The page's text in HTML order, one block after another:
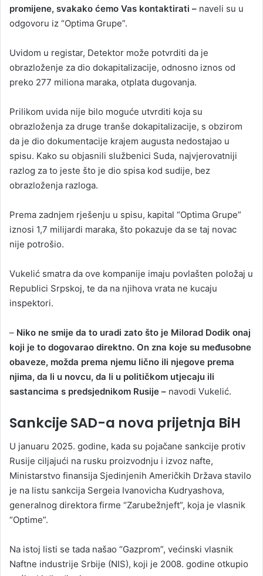
promijene, svakako ćemo Vas kontaktirati – naveli su u
odgovoru iz “Optima Grupe”.
Uvidom u registar, Detektor može potvrditi da je
obrazloženje za dio dokapitalizacije, odnosno iznos od
preko 277 miliona maraka, otplata dugovanja.
Prilikom uvida nije bilo moguće utvrditi koja su
obrazloženja za druge tranše dokapitalizacije, s obzirom
da je dio dokumentacije krajem augusta nedostajao u
spisu. Kako su objasnili službenici Suda, najvjerovatniji
razlog za to jeste što je dio spisa kod sudije, bez
obrazloženja razloga.
Prema zadnjem rješenju u spisu, kapital “Optima Grupe”
iznosi 1,7 milijardi maraka, što pokazuje da se taj novac
nije potrošio.
Vukelić smatra da ove kompanije imaju povlašten položaj u
Republici Srpskoj, te da na njihova vrata ne kucaju
inspektori.
– Niko ne smije da to uradi zato što je Milorad Dodik onaj
koji je to dogovarao direktno. On zna koje su međusobne
obaveze, možda prema njemu lično ili njegove prema
njima, da li u novcu, da li u političkom utjecaju ili
sastancima s predsjednikom Rusije – navodi Vukelić.
Sankcije SAD-a nova prijetnja BiH
U januaru 2025. godine, kada su pojačane sankcije protiv
Rusije ciljajući na rusku proizvodnju i izvoz nafte,
Ministarstvo finansija Sjedinjenih Američkih Država stavilo
je na listu sankcija Sergeia Ivanovicha Kudryashova,
generalnog direktora firme “Zarubežnjeft”, koja je vlasnik
“Optime”.
Na istoj listi se tada našao “Gazprom”, većinski vlasnik
Naftne industrije Srbije (NIS), koji je 2008. godine otkupio